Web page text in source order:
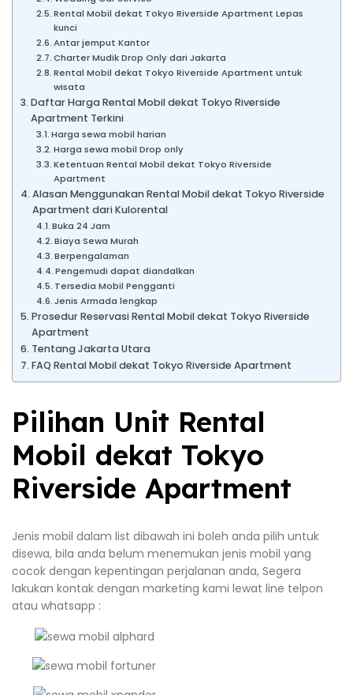
Rental Mobil dekat Tokyo Riverside Apartment Lepas
kunci
Antar jemput Kantor
Charter Mudik Drop Only dari Jakarta
Rental Mobil dekat Tokyo Riverside Apartment untuk
wisata
Daftar Harga Rental Mobil dekat Tokyo Riverside
Apartment Terkini
Harga sewa mobil harian
Harga sewa mobil Drop only
Ketentuan Rental Mobil dekat Tokyo Riverside
Apartment
Alasan Menggunakan Rental Mobil dekat Tokyo Riverside
Apartment dari Kulorental
Buka 24 Jam
Biaya Sewa Murah
Berpengalaman
Pengemudi dapat diandalkan
Tersedia Mobil Pengganti
Jenis Armada lengkap
Prosedur Reservasi Rental Mobil dekat Tokyo Riverside
Apartment
Tentang Jakarta Utara
FAQ Rental Mobil dekat Tokyo Riverside Apartment
Pilihan Unit Rental
Mobil dekat Tokyo
Riverside Apartment
Jenis mobil dalam list dibawah ini boleh anda pilih untuk
disewa, bila anda belum menemukan jenis mobil yang
cocok dengan kepentingan perjalanan anda, Segera
lakukan kontak dengan marketing kami lewat line telpon
atau whatsapp :